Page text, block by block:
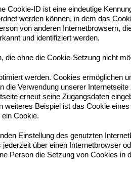
Cookie-ID ist eine eindeutige
werden können, in dem das
von anderen Internetbrowsern,
und identifiziert werden.
ohne die Cookie-Setzung nicht
werden. Cookies ermöglichen
Verwendung unserer Internetseite
erneut seine Zugangsdaten
Beispiel ist das Cookie
Cookie.
Einstellung des genutzten
über einen Internetbrowser
Person die Setzung von Cookies in